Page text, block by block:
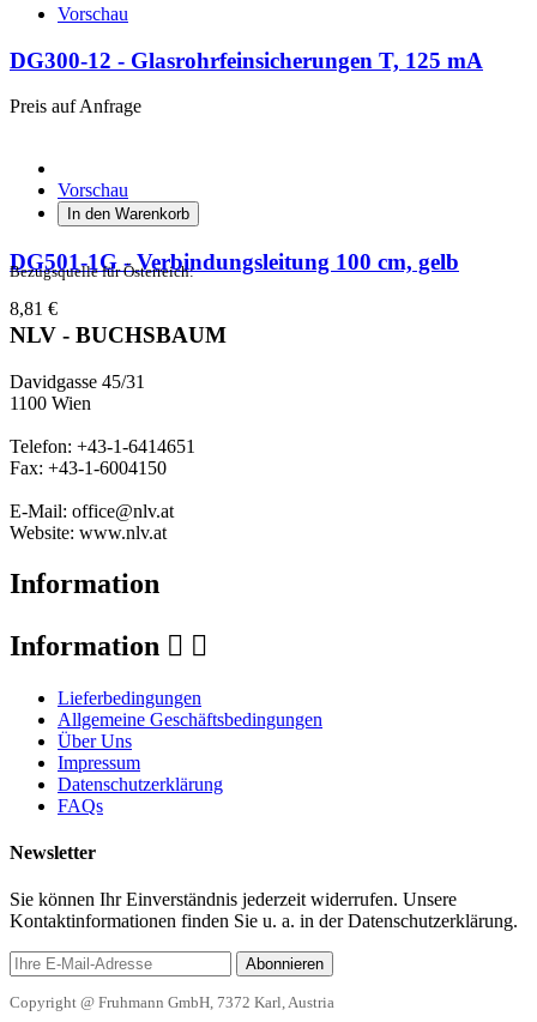
Vorschau
DG300-12 - Glasrohrfeinsicherungen T, 125 mA
Preis auf Anfrage
Vorschau
In den Warenkorb
DG501-1G - Verbindungsleitung 100 cm, gelb
8,81 €
Bezugsquelle für Österreich:
NLV - BUCHSBAUM
Davidgasse 45/31
1100 Wien
Telefon: +43-1-6414651
Fax: +43-1-6004150
E-Mail: office@nlv.at
Website: www.nlv.at
Information
Information  
Lieferbedingungen
Allgemeine Geschäftsbedingungen
Über Uns
Impressum
Datenschutzerklärung
FAQs
Newsletter
Sie können Ihr Einverständnis jederzeit widerrufen. Unsere
Kontaktinformationen finden Sie u. a. in der Datenschutzerklärung.
Abonnieren
Copyright @ Fruhmann GmbH, 7372 Karl, Austria